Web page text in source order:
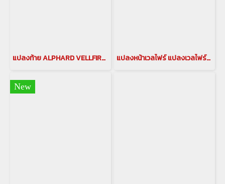
แปลงท้าย ALPHARD VELLFIRE 30 2015-2023 เป็นโฉมปี 2024 แปลงท้ายเวลไฟร์ vellfire face conversion แปลงท้ายเวลไฟร์ 30 แปลงหน้าเวลไฟร์ แปลงเวลไฟร์2015 แปลงเวลไฟร์ใส่ชุดแต่งแบล็กเพิร์ล แปลงหน้าไฟเดิม 2015 BLACK PEARL COMPLETE VELLFIRE 2021
New